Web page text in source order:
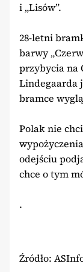
i „Lisów”.
28-letni
barwy
przybycia na
Lindegaarda
bramce
Polak nie
odejściu
chce o tym
.
Źródło: